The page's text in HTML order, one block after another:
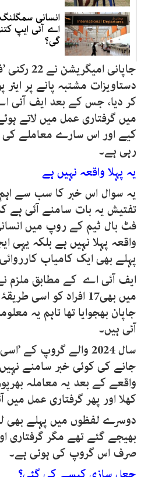
انسانی
اے آئی ایپ
گی؟
جاپانی
دستاویزات مشتبہ پانے پر
کر دیا، جس کے بعد ایف آئی
میں گرفتاری عمل میں لاتے
کیے اور اس سارے معاملے
رہی ہے۔
یہ پہلا واقعہ نہیں ہے
یہ سوال اس خبر کا سب سے اہم
تفتیش یہ بات سامنے آئی ہے
فٹ بال ٹیم کے روپ میں
واقعہ پہلا نہیں ہے بلکہ
پہلے بھی ایک کامیاب
میں بھی17 افراد کو
جاپان بھجوایا تھا تاہم یہ
آئی ہیں۔
سال 2024 والے گروپ
جانے کی کوئی خبر سامنے نہیں
واقعے کے بعد یہ معاملہ
کھلا اور پھر گرفتاری عمل میں
دوسرے لفظوں میں پہلے بھی
بھیجے گئے تھے مگر گرفتاری
صرف اس گروپ کی ہوئی ہے۔